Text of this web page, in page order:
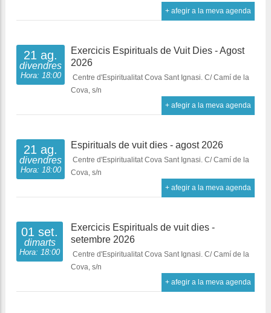
+ afegir a la meva agenda
21 ag.
divendres
Hora: 18:00
Exercicis Espirituals de Vuit Dies - Agost
2026
Centre d'Espiritualitat Cova Sant Ignasi. C/ Camí de la
Cova, s/n
+ afegir a la meva agenda
21 ag.
divendres
Hora: 18:00
Espirituals de vuit dies - agost 2026
Centre d'Espiritualitat Cova Sant Ignasi. C/ Camí de la
Cova, s/n
+ afegir a la meva agenda
01 set.
dimarts
Hora: 18:00
Exercicis Espirituals de vuit dies -
setembre 2026
Centre d'Espiritualitat Cova Sant Ignasi. C/ Camí de la
Cova, s/n
+ afegir a la meva agenda